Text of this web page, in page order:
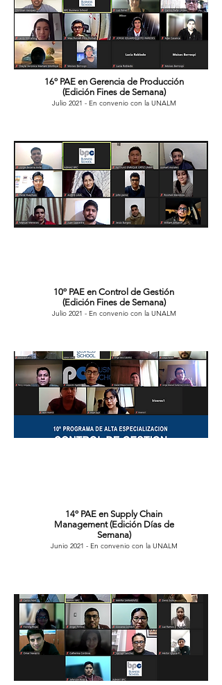
16º PAE en Gerencia de Producción
(Edición Fines de Semana)
Julio 2021 - En convenio con la UNALM
10º PAE en Control de Gestión
(Edición Fines de Semana)
Julio 2021 - En convenio con la UNALM
14º PAE en Supply Chain
Management (Edición Días de
Semana)
Junio 2021 - En convenio con la UNALM